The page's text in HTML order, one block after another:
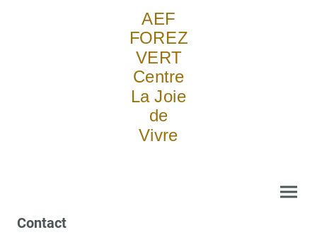
AEF
FOREZ
VERT
Centre
La Joie
de
Vivre
Contact